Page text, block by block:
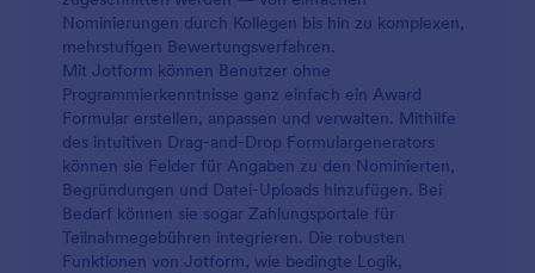
Nominierungen durch Kollegen bis hin zu komplexen,
mehrstufigen Bewertungsverfahren.
Mit Jotform können Benutzer ohne
Programmierkenntnisse ganz einfach ein Award
Formular erstellen, anpassen und verwalten. Mithilfe
des intuitiven Drag-and-Drop Formulargenerators
können sie Felder für Angaben zu den Nominierten,
Begründungen und Datei-Uploads hinzufügen. Bei
Bedarf können sie sogar Zahlungsportale für
Teilnahmegebühren integrieren. Die robusten
Funktionen von Jotform, wie bedingte Logik,